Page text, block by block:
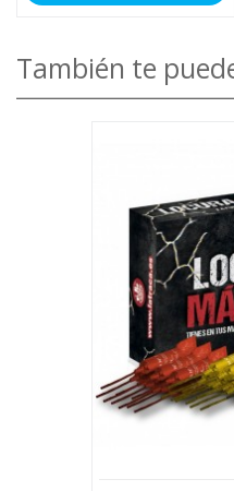
También te